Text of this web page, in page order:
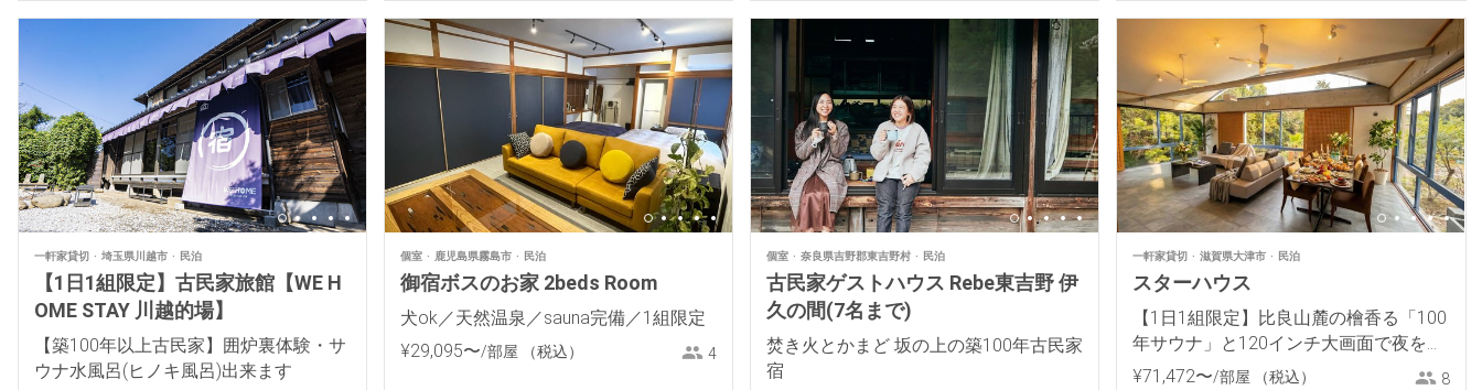
一軒家貸切 埼玉県川越市 民泊
【1日1組限定】古民家旅館【WE H
OME STAY 川越的場】
【築100年以上古民家】囲炉裏体験・サ
ウナ水風呂(ヒノキ風呂)出来ます
個室 鹿児島県霧島市 民泊
御宿ボスのお家 2beds Room
犬ok／天然温泉／sauna完備／1組限定
¥29,095〜/部屋 （税込） 4
個室 奈良県吉野郡東吉野村 民泊
古民家ゲストハウス Rebe東吉野 伊
久の間(7名まで)
焚き火とかまど 坂の上の築100年古民家
宿
一軒家貸切 滋賀県大津市 民泊
スターハウス
【1日1組限定】比良山麓の檜香る「100
年サウナ」と120インチ大画面で夜を明
かす大人のデトックスヴィラ
¥71 ,472〜/部屋 （税込） 8